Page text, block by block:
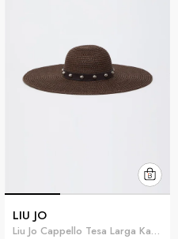
LIU JO
Liu Jo Cappello Tesa Larga Kadın Plaj Şapkası Çok Renkli